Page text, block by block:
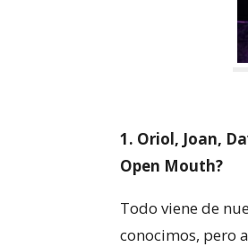
1. Oriol, Joan,
Open Mouth?
Todo viene de
conocimos, pero